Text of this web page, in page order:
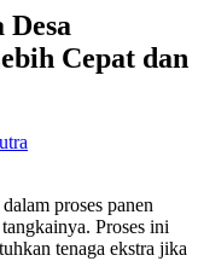
Cepat dan
proses panen
Proses ini
tenaga ekstra jika